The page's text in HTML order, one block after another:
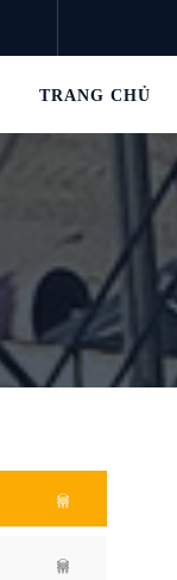
TRANG CHỦ